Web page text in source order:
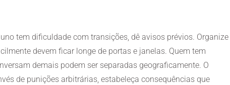
tem dificuldade com transições, dê avisos prévios. Organize
devem ficar longe de portas e janelas. Quem tem
demais podem ser separadas geograficamente. O
de punições arbitrárias, estabeleça consequências que